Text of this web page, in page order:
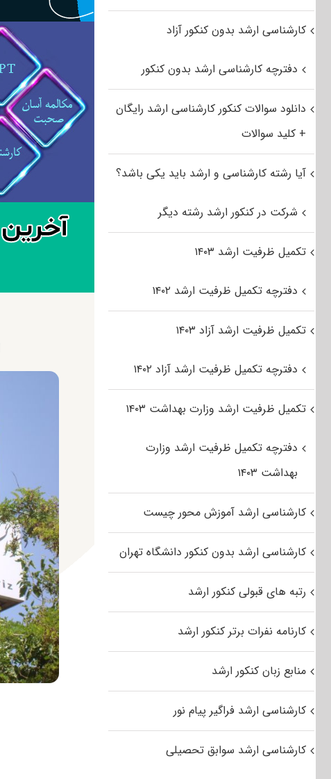
کارشناسی ارشد بدون کنکور آزاد
دفترچه کارشناسی ارشد بدون کنکور
دانلود سوالات کنکور کارشناسی ارشد رایگان
+ کلید سوالات
آیا رشته کارشناسی و ارشد باید یکی باشد؟
شرکت در کنکور ارشد رشته دیگر
تکمیل ظرفیت ارشد ۱۴۰۳
دفترچه تکمیل ظرفیت ارشد ۱۴۰۲
تکمیل ظرفیت ارشد آزاد ۱۴۰۳
دفترچه تکمیل ظرفیت ارشد آزاد ۱۴۰۲
تکمیل ظرفیت ارشد وزارت بهداشت ۱۴۰۳
دفترچه تکمیل ظرفیت ارشد وزارت
بهداشت ۱۴۰۳
کارشناسی ارشد آموزش محور چیست
کارشناسی ارشد بدون کنکور دانشگاه تهران
رتبه های قبولی کنکور ارشد
کارنامه نفرات برتر کنکور ارشد
منابع زبان کنکور ارشد
کارشناسی ارشد فراگیر پیام نور
کارشناسی ارشد سوابق تحصیلی